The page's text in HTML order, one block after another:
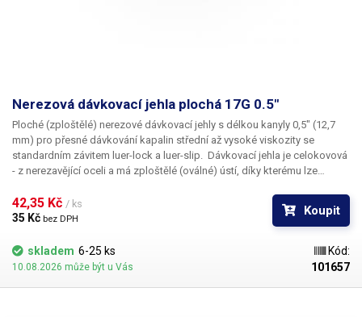
Nerezová dávkovací jehla plochá 17G 0.5"
Ploché (zploštělé) nerezové dávkovací jehly s délkou kanyly 0,5" (12,7
mm) pro přesné dávkování kapalin střední až vysoké viskozity se
standardním závitem luer-lock a luer-slip. Dávkovací jehla je celokovová
- z nerezavějící oceli a má zploštělé (oválné) ústí, díky kterému lze
uvedena v tabulce. Kapilára nerezové jehly je vyrobena z ušlechtilé
rafinované oceli a při její výrobě je kladen důraz na kvalitu povrchu a
leštěn.
42,35 Kč / ks
35 Kč bez DPH
Koupit
skladem 6-25 ks
10.08.2026 může být u Vás
Kód:
101657